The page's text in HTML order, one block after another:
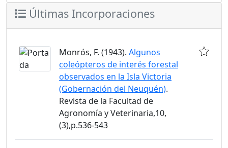
Últimas Incorporaciones
Monrós, F. (1943). Algunos
coleópteros de interés forestal
observados en la Isla Victoria
(Gobernación del Neuquén).
Revista de la Facultad de
Agronomía y Veterinaria,10,
(3),p.536-543